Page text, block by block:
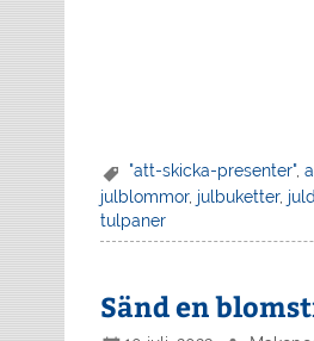
"att-skicka-presenter",
julblommor, julbuketter,
tulpaner
Sänd en